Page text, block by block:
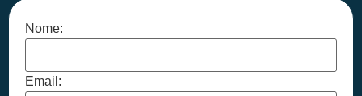
Nome:
Email: